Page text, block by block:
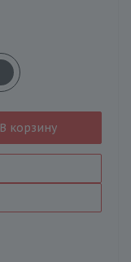
В корзину